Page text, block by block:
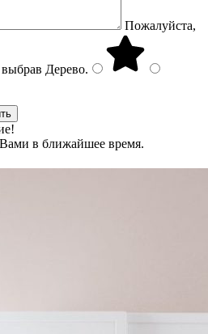
Пожалуйста,
Дерево.
в ближайшее время.